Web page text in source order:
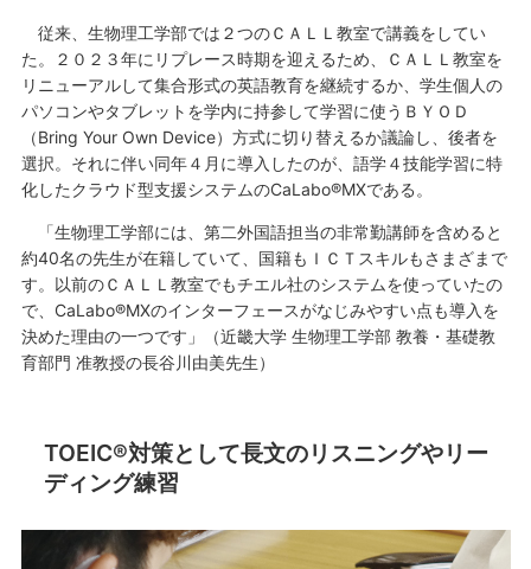
従来、生物理工学部では２つのＣＡＬＬ教室で講義をしてい
た。２０２３年にリプレース時期を迎えるため、ＣＡＬＬ教室を
リニューアルして集合形式の英語教育を継続するか、学生個人の
パソコンやタブレットを学内に持参して学習に使うＢＹＯＤ
（Bring Your Own Device）方式に切り替えるか議論し、後者を
選択。それに伴い同年４月に導入したのが、語学４技能学習に特
化したクラウド型支援システムのCaLabo®MXである。
「生物理工学部には、第二外国語担当の非常勤講師を含めると
約40名の先生が在籍していて、国籍もＩＣＴスキルもさまざまで
す。以前のＣＡＬＬ教室でもチエル社のシステムを使っていたの
で、CaLabo®MXのインターフェースがなじみやすい点も導入を
決めた理由の一つです」（近畿大学 生物理工学部 教養・基礎教
育部門 准教授の長谷川由美先生）
TOEIC®対策として長文のリスニングやリー
ディング練習